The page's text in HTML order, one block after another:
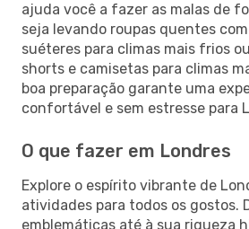
ajuda você a fazer as malas de
seja levando roupas quentes
suéteres para climas mais frios
shorts e camisetas para climas
boa preparação garante uma
confortável e sem estresse para
O que fazer em Londres
Explore o espírito vibrante de
atividades para todos os gostos.
emblemáticas até à sua riqueza